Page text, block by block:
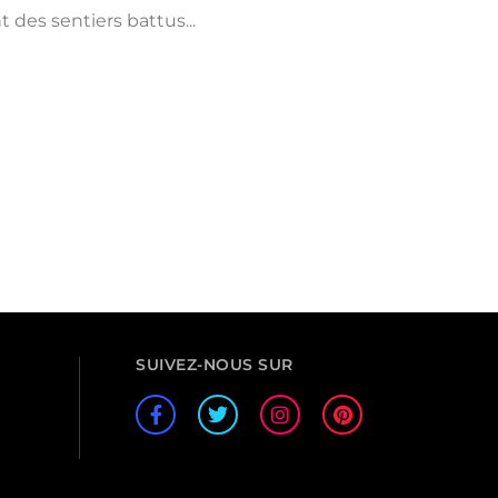
des sentiers battus...
SUIVEZ-NOUS SUR